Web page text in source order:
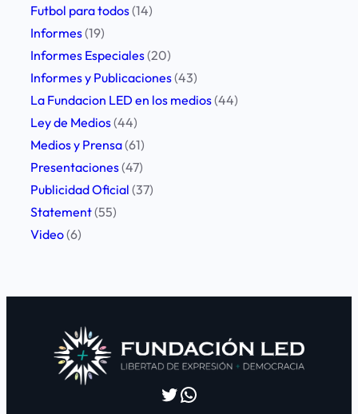
Futbol para todos(14)
Informes(19)
Informes Especiales(20)
Informes y Publicaciones(43)
La Fundacion LED en los medios(44)
Ley de Medios(44)
Medios y Prensa(61)
Presentaciones(47)
Publicidad Oficial (37)
Statement(55)
Video(6)
Twitter
WhatsApp